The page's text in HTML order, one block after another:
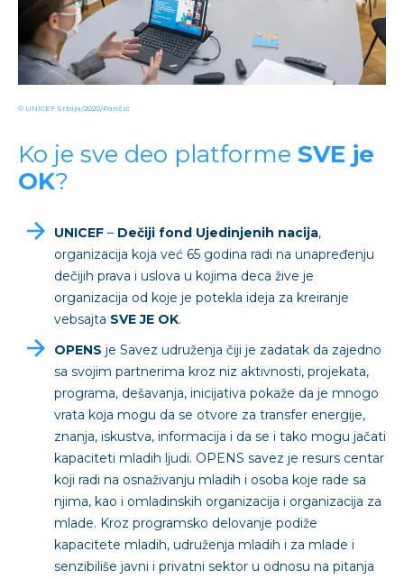
© UNICEF Srbija/2020/Pančić
Ko je sve deo platforme SVE je
OK?
UNICEF – Dečiji fond Ujedinjenih nacija,
organizacija koja već 65 godina radi na unapređenju
dečijih prava i uslova u kojima deca žive je
organizacija od koje je potekla ideja za kreiranje
vebsajta SVE JE OK.
OPENS je Savez udruženja čiji je zadatak da zajedno
sa svojim partnerima kroz niz aktivnosti, projekata,
programa, dešavanja, inicijativa pokaže da je mnogo
vrata koja mogu da se otvore za transfer energije,
znanja, iskustva, informacija i da se i tako mogu jačati
kapaciteti mladih ljudi. OPENS savez je resurs centar
koji radi na osnaživanju mladih i osoba koje rade sa
njima, kao i omladinskih organizacija i organizacija za
mlade. Kroz programsko delovanje podiže
kapacitete mladih, udruženja mladih i za mlade i
senzibiliše javni i privatni sektor u odnosu na pitanja